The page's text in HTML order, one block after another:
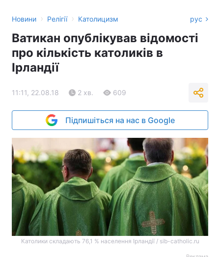
Новини › Релігії › Католицизм рус
Ватикан опублікував відомості
про кількість католиків в
Ірландії
11:11, 22.08.18 2 хв. 609
Підпишіться на нас в Google
Католики складають 76,1 % населення Ірландії / sib-catholic.ru